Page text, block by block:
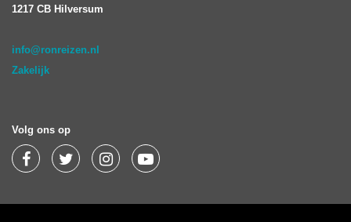
1217 CB Hilversum
info@ronreizen.nl
Zakelijk
Volg ons op